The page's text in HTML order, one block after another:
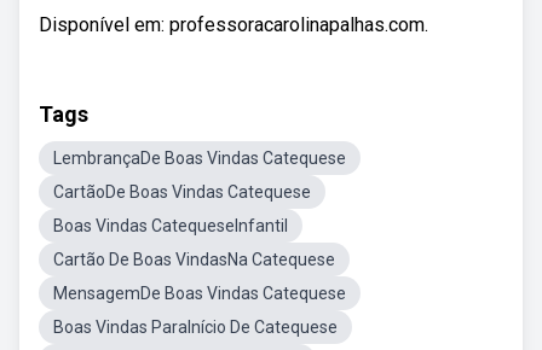
Disponível em: professoracarolinapalhas.com.
Tags
LembrançaDe Boas Vindas Catequese
CartãoDe Boas Vindas Catequese
Boas Vindas CatequeseInfantil
Cartão De Boas VindasNa Catequese
MensagemDe Boas Vindas Catequese
Boas Vindas ParaInício De Catequese